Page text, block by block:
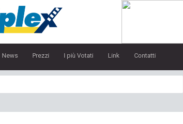
News Prezzi I più Votati Link Contatti